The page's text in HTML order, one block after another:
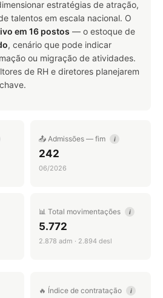
estratégias de atração,
talentos em escala nacional. O
em 16 postos — o estoque de
, cenário que pode indicar
ou migração de atividades.
de RH e diretores planejarem
📤 Admissões — fim i
242
06/2026
📊 Total movimentações i
5.772
2.878 adm · 2.894 desl
🔥 Índice de contratação i